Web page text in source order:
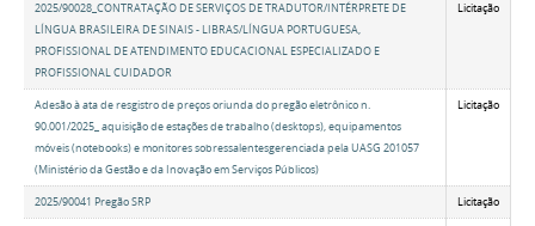
2025/90028_CONTRATAÇÃO DE SERVIÇOS DE TRADUTOR/INTÉRPRETE DE
LÍNGUA BRASILEIRA DE SINAIS - LIBRAS/LÍNGUA PORTUGUESA,
PROFISSIONAL DE ATENDIMENTO EDUCACIONAL ESPECIALIZADO E
PROFISSIONAL CUIDADOR
Licitação
Adesão à ata de resgistro de preços oriunda do pregão eletrônico n.
90.001/2025_ aquisição de estações de trabalho (desktops), equipamentos
móveis (notebooks) e monitores sobressalentesgerenciada pela UASG 201057
(Ministério da Gestão e da Inovação em Serviços Públicos)
Licitação
2025/90041 Pregão SRP Licitação